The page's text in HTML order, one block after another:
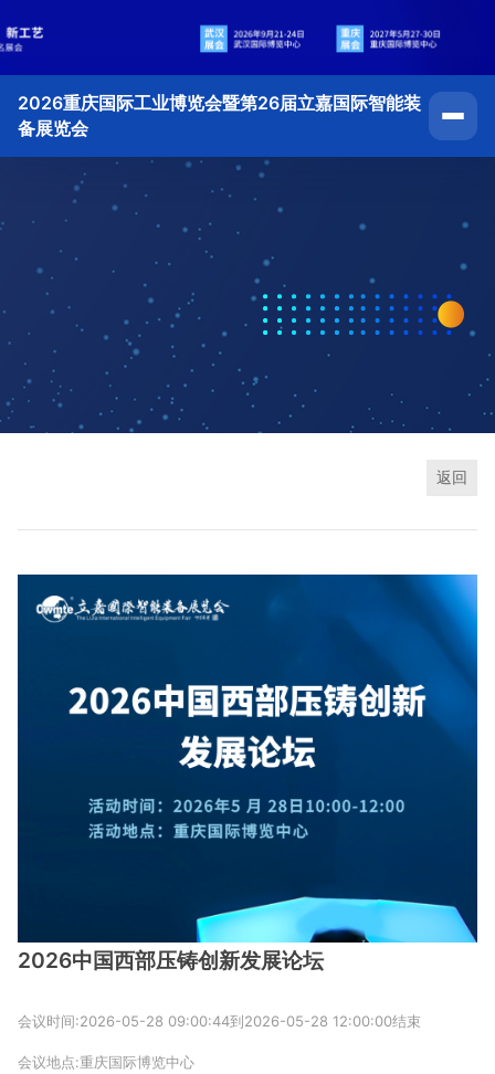
2026重庆国际工业博览会暨第26届立嘉国际智能装
备展览会
返回
2026中国西部压铸创新发展论坛
会议时间:2026-05-28 09:00:44到2026-05-28 12:00:00结束
会议地点:重庆国际博览中心